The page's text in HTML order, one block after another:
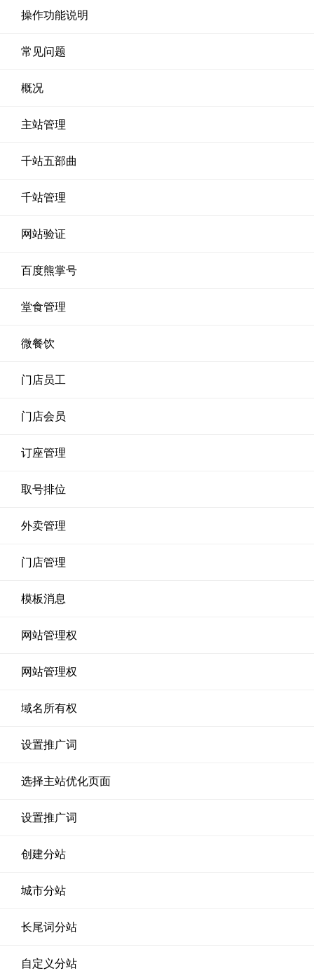
操作功能说明
常见问题
概况
主站管理
千站五部曲
千站管理
网站验证
百度熊掌号
堂食管理
微餐饮
门店员工
门店会员
订座管理
取号排位
外卖管理
门店管理
模板消息
网站管理权
网站管理权
域名所有权
设置推广词
选择主站优化页面
设置推广词
创建分站
城市分站
长尾词分站
自定义分站